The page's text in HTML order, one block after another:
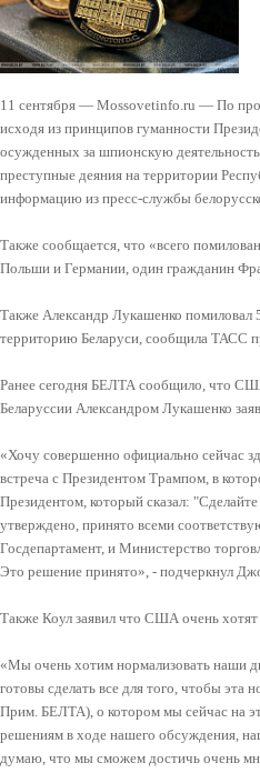
11 сентября — Mossovetinfo.ru — По
исходя из принципов гуманности
осужденных за шпионскую
преступные деяния на территории
информацию из пресс-службы
Также сообщается, что «всего
Польши и Германии, один гражданин
Также Александр Лукашенко помиловал
территорию Беларуси, сообщила ТАСС
Ранее сегодня БЕЛТА сообщило, что
Беларуссии Александром Лукашенко
«Хочу совершенно официально сейчас
встреча с Президентом Трампом, в
Президентом, который сказал:
утверждено, принято всеми
Госдепартамент, и Министерство
Это решение принято», - подчеркнул
Также Коул заявил что США очень
«Мы очень хотим нормализовать наши
готовы сделать все для того, чтобы
Прим. БЕЛТА), о котором мы сейчас на
решениям в ходе нашего обсуждения,
думаю, что мы сможем достичь очень